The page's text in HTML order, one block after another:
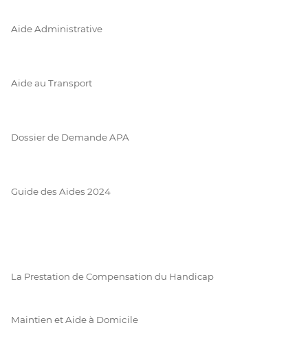
Aide Administrative
Aide au Transport
Dossier de Demande APA
Guide des Aides 2024
La Prestation de Compensation du Handicap
Maintien et Aide à Domicile